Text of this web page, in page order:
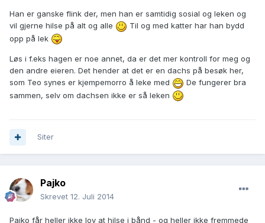
Han er ganske flink der, men han er samtidig sosial og leken og
vil gjerne hilse på alt og alle
Til og med katter har han bydd
opp på lek
Løs i f.eks hagen er noe annet, da er det mer kontroll for meg og
den andre eieren. Det hender at det er en dachs på besøk her,
som Teo synes er kjempemorro å leke med
De fungerer bra
sammen, selv om dachsen ikke er så leken
Siter
Pajko
Skrevet 12. Juli 2014
Pajko får heller ikke lov at hilse i bånd - og heller ikke fremmede